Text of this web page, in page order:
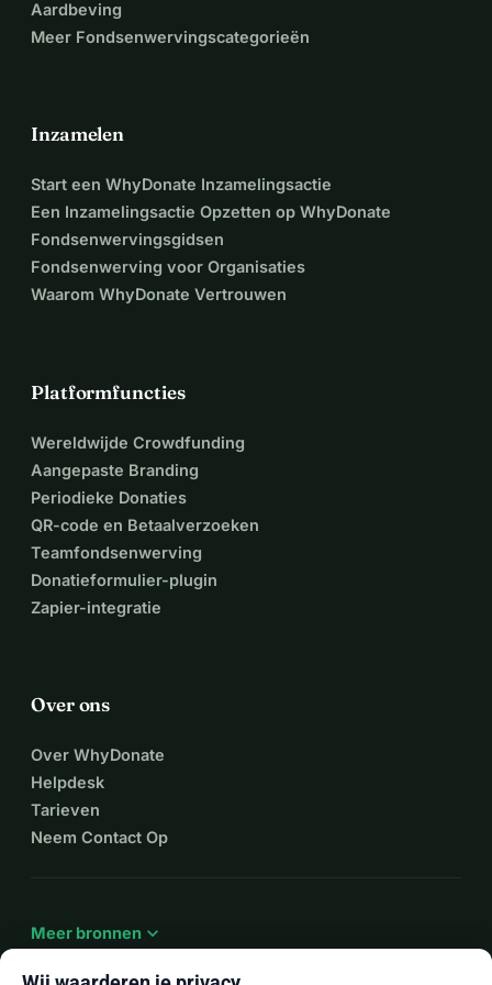
Aardbeving
Meer Fondsenwervingscategorieën
Inzamelen
Start een WhyDonate Inzamelingsactie
Een Inzamelingsactie Opzetten op WhyDonate
Fondsenwervingsgidsen
Fondsenwerving voor Organisaties
Waarom WhyDonate Vertrouwen
Platformfuncties
Wereldwijde Crowdfunding
Aangepaste Branding
Periodieke Donaties
QR-code en Betaalverzoeken
Teamfondsenwerving
Donatieformulier-plugin
Zapier-integratie
Over ons
Over WhyDonate
Helpdesk
Tarieven
Neem Contact Op
Meer bronnen expand_more